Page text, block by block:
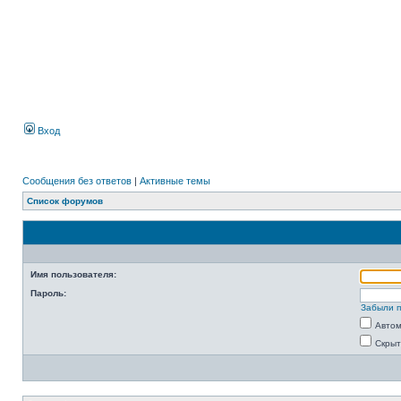
Вход
Сообщения без ответов | Активные темы
Список форумов
Имя пользователя:
Пароль:
Забыли